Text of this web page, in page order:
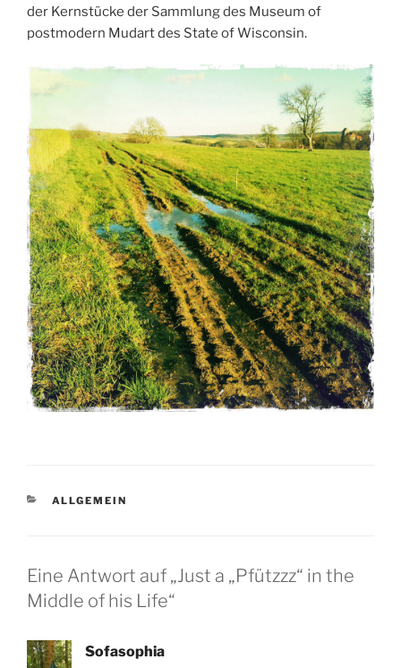
der Kernstücke der Sammlung des Museum of
postmodern Mudart des State of Wisconsin.
KATEGORIEN
ALLGEMEIN
Eine Antwort auf „Just a „Pfützzz“ in the
Middle of his Life“
Sofasophia